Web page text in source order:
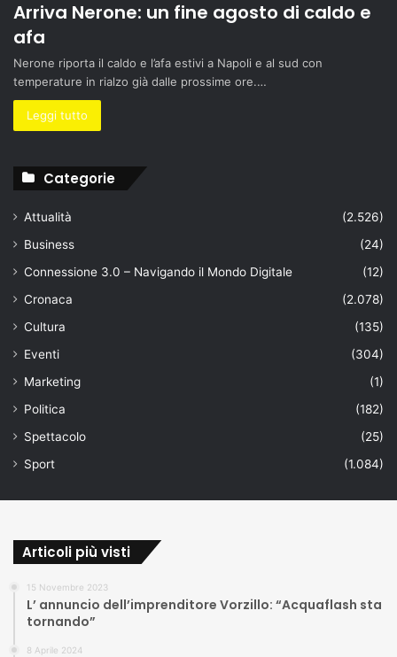
Arriva Nerone: un fine agosto di caldo e
afa
Nerone riporta il caldo e l’afa estivi a Napoli e al sud con
temperature in rialzo già dalle prossime ore.…
Leggi tutto
Categorie
Attualità
(2.526)
Business
(24)
Connessione 3.0 – Navigando il Mondo Digitale
(12)
Cronaca
(2.078)
Cultura
(135)
Eventi
(304)
Marketing
(1)
Politica
(182)
Spettacolo
(25)
Sport
(1.084)
Articoli più visti
15 Novembre 2023
L’ annuncio dell’imprenditore Vorzillo: “Acquaflash sta
tornando”
8 Aprile 2024